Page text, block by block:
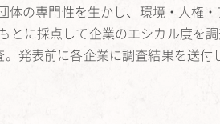
体の専門性を生かし、環境・人権
とに採点して企業のエシカル度を
発表前に各企業に調査結果を送付